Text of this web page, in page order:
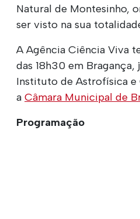
Natural de Montesinho,
ser visto na sua
A Agência Ciência Viva
das 18h30 em
Instituto de Astrofísica e
a Câmara Municipal de
Programação